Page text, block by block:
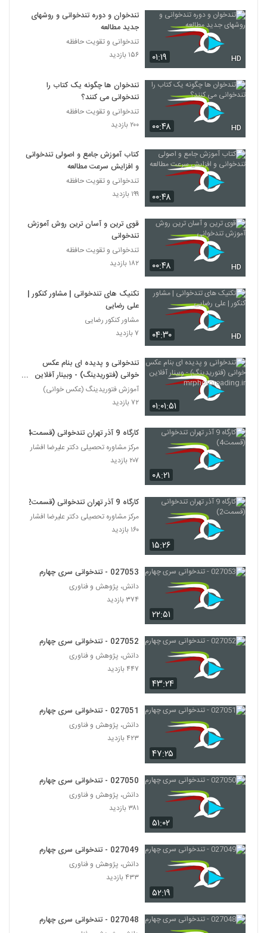
34
027035 - تندخوانی سری چهارم
۳۹۰ بازدید
027036 - تندخوانی سری چهارم
37
027037 - تندخوانی سری چهارم
027038 - تندخوانی سری چهارم
۴۰۰ بازدید
027039 - تندخوانی سری چهارم
40
027040 - تندخوانی سری چهارم
۴۰۳ بازدید
027041 - تندخوانی سری چهارم
۳۲۲ بازدید
027042 - تندخوانی سری چهارم
43
۳۳۷ بازدید
027044 - تندخوانی سری چهارم
۴۴۲ بازدید
027045 - تندخوانی سری چهارم
46
۴۲۰ بازدید
47
027047 - تندخوانی سری چهارم
۴۰۶ بازدید
027048 - تندخوانی سری چهارم
027049 - تندخوانی سری چهارم
۴۳۳ بازدید
027050 - تندخوانی سری چهارم
۳۸۱ بازدید
027051 - تندخوانی سری چهارم
027052 - تندخوانی سری چهارم
027053 - تندخوانی سری چهارم
۳۷۴ بازدید
۰۱:۱۹ HD
تندخوان و دوره تندخوانی و روشهای
جدید مطالعه
تندخوانی و تقویت حافظه
۱۵۶ بازدید
۰۰:۴۸ HD
تندخوان ها چگونه یک کتاب را
تندخوانی می کنند؟
تندخوانی و تقویت حافظه
۲۰۰ بازدید
۰۰:۴۸
کتاب آموزش جامع و اصولی تندخوانی
و افزایش سرعت مطالعه
تندخوانی و تقویت حافظه
۱۹۹ بازدید
۰۰:۴۸ HD
قوی ترین و آسان ترین روش آموزش
تندخوانی
تندخوانی و تقویت حافظه
۱۸۲ بازدید
۰۴:۳۰ HD
تکنیک های تندخوانی | مشاور کنکور |
علی رضایی
مشاور کنکور رضایی
۷ بازدید
۰۱:۰۱:۵۱
تندخوانی و پدیده ای بنام عکس
خوانی (فتوریدینگ) - وبینار آفلاین
mrphotoreading.ir
آموزش فتوریدینگ (عکس خوانی)
۷۲ بازدید
۰۸:۲۱
کارگاه 9 آذر تهران تندخوانی (قسمت4)
مرکز مشاوره تحصیلی دکتر علیرضا افشار
۲۰۷ بازدید
۱۵:۲۶
کارگاه 9 آذر تهران تندخوانی (قسمت2)
مرکز مشاوره تحصیلی دکتر علیرضا افشار
۱۶۰ بازدید
۲۲:۵۱
027053 - تندخوانی سری چهارم
دانش، پژوهش و فناوری
۳۷۴ بازدید
۴۳:۲۴
027052 - تندخوانی سری چهارم
دانش، پژوهش و فناوری
۴۴۷ بازدید
۴۷:۲۵
027051 - تندخوانی سری چهارم
دانش، پژوهش و فناوری
۴۲۳ بازدید
۵۱:۰۲
027050 - تندخوانی سری چهارم
دانش، پژوهش و فناوری
۳۸۱ بازدید
۵۲:۱۹
027049 - تندخوانی سری چهارم
دانش، پژوهش و فناوری
۴۳۳ بازدید
027048 - تندخوانی سری چهارم